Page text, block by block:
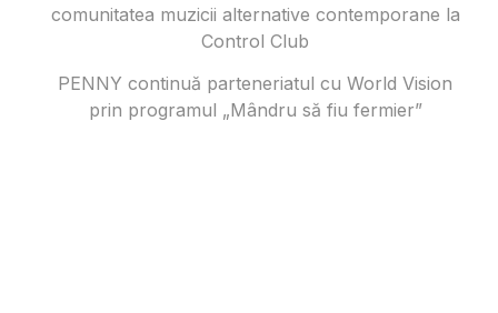
comunitatea muzicii alternative contemporane la
Control Club
PENNY continuă parteneriatul cu World Vision
prin programul „Mândru să fiu fermier”